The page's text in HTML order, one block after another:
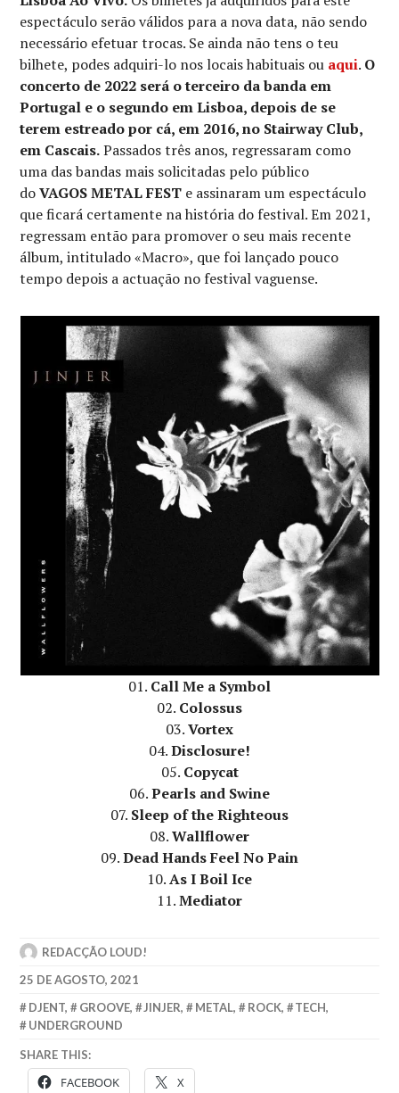
espectáculo serão válidos para a nova data, não sendo
necessário efetuar trocas. Se ainda não tens o teu
bilhete, podes adquiri-lo nos locais habituais ou aqui. O
concerto de 2022 será o terceiro da banda em
Portugal e o segundo em Lisboa, depois de se
terem estreado por cá, em 2016, no Stairway Club,
em Cascais.Passados três anos, regressaram como
uma das bandas mais solicitadas pelo público
doVAGOS METAL FEST e assinaram um espectáculo
que ficará certamente na história do festival. Em 2021,
regressam então para promover o seu mais recente
álbum, intitulado «Macro», que foi lançado pouco
tempo depois a actuação no festival vaguense.
01. Call Me a Symbol
02. Colossus
03.Vortex
04.Disclosure!
05. Copycat
06.Pearls and Swine
07. Sleep of the Righteous
08.Wallflower
09.Dead Hands Feel No Pain
10.As I Boil Ice
11.Mediator
REDACÇÃO LOUD!
25 DE AGOSTO, 2021
DJENT, GROOVE, JINJER, METAL, ROCK, TECH,
UNDERGROUND
SHARE THIS:
FACEBOOK X